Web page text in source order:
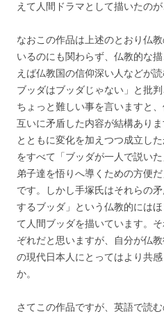
えて人間ドラマとして描いたのが
なおこの作品は上述のとおり仏
いるのにも関わらず、仏教的な
えば仏教国の信仰深い人などが
ブッダはブッダじゃない」と批
ちょっと難しい事を言いますと
互いに矛盾した内容が結構あり
とともに変化を加えつつ成立し
をすべて「ブッダが一人で説い
弟子達を悟りへ導くための方便
です。しかし手塚氏はそれらの
するブッダ」という仏教的には
て人間ブッダを描いています。
ぞれだと思いますが、自分が仏
の現代日本人にとってはより共
か。
さてこの作品ですが、英語で読